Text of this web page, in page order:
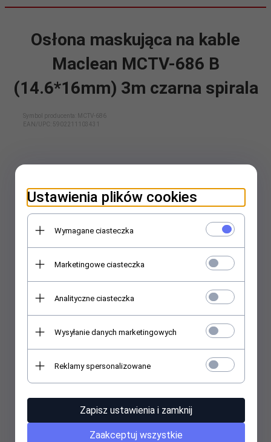
Osłona maskująca na kable
Maclean MCTV-686 B
(14.6*16mm) 3m czarna spirala
Symbol producenta: MCTV-686
EAN/UPC: 5902211103431
Ustawienia plików cookies
Wymagane ciasteczka
Marketingowe ciasteczka
Analityczne ciasteczka
Wysyłanie danych marketingowych
Reklamy spersonalizowane
Zapisz ustawienia i zamknij
Zaakceptuj wszystkie